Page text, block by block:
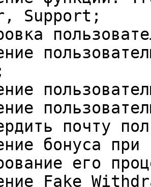
Support;
почту
бонуса при
его
Fake